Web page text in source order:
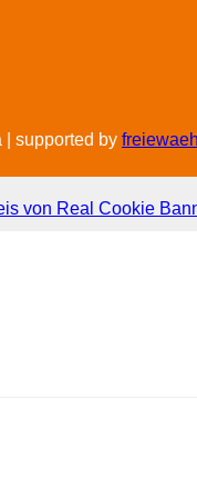
supported by
von Real Cookie